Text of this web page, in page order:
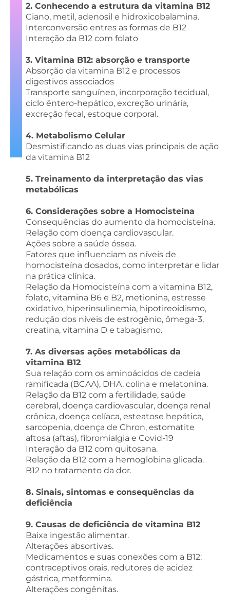
2. Conhecendo a estrutura da vitamina B12
Ciano, metil, adenosil e hidroxicobalamina.
Interconversão entres as formas de B12
Interação da B12 com folato
3. Vitamina B12: absorção e transporte
Absorção da vitamina B12 e processos
digestivos associados
Transporte sanguíneo, incorporação tecidual,
ciclo êntero-hepático, excreção urinária,
excreção fecal, estoque corporal.
4. Metabolismo Celular
Desmistificando as duas vias principais de ação
da vitamina B12
5. Treinamento da interpretação das vias
metabólicas
6. Considerações sobre a Homocisteína
Consequências do aumento da homocisteína.
Relação com doença cardiovascular.
Ações sobre a saúde óssea.
Fatores que influenciam os níveis de
homocisteína dosados, como interpretar e lidar
na prática clínica.
Relação da Homocisteína com a vitamina B12,
folato, vitamina B6 e B2, metionina, estresse
oxidativo, hiperinsulinemia, hipotireoidismo,
redução dos níveis de estrogênio, ômega-3,
creatina, vitamina D e tabagismo.
7. As diversas ações metabólicas da
vitamina B12
Sua relação com os aminoácidos de cadeia
ramificada (BCAA), DHA, colina e melatonina.
Relação da B12 com a fertilidade, saúde
cerebral, doença cardiovascular, doença renal
crônica, doença celíaca, esteatose hepática,
sarcopenia, doença de Chron, estomatite
aftosa (aftas), fibromialgia e Covid-19
Interação da B12 com quitosana.
Relação da B12 com a hemoglobina glicada.
B12 no tratamento da dor.
8. Sinais, sintomas e consequências da
deficiência
9. Causas de deficiência de vitamina B12
Baixa ingestão alimentar.
Alterações absortivas.
Medicamentos e suas conexões com a B12:
contraceptivos orais, redutores de acidez
gástrica, metformina.
Alterações congênitas.